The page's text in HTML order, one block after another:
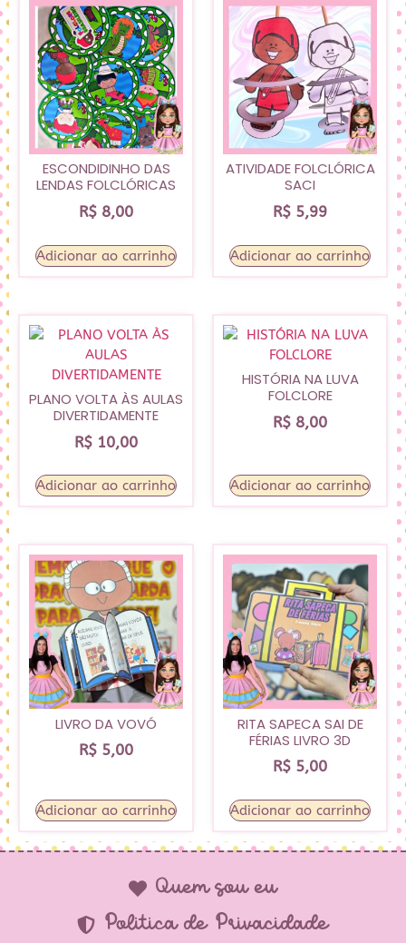
ESCONDIDINHO DAS
LENDAS FOLCLÓRICAS
R$ 8,00
Adicionar ao carrinho
ATIVIDADE FOLCLÓRICA
SACI
R$ 5,99
Adicionar ao carrinho
PLANO VOLTA ÀS AULAS
DIVERTIDAMENTE
R$ 10,00
Adicionar ao carrinho
HISTÓRIA NA LUVA
FOLCLORE
R$ 8,00
Adicionar ao carrinho
LIVRO DA VOVÓ
R$ 5,00
Adicionar ao carrinho
RITA SAPECA SAI DE
FÉRIAS LIVRO 3D
R$ 5,00
Adicionar ao carrinho
Quem sou eu
Política de Privacidade